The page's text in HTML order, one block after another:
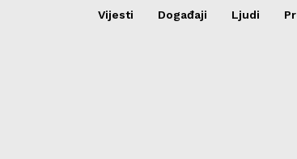
Vijesti Događaji Ljudi